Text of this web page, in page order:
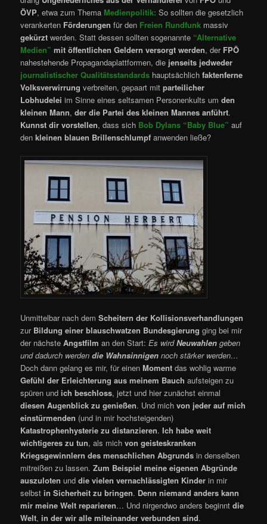
ÖVP, etwa zum Thema Medienpolitik: So sollten die gesetzlich
verankerten Förderungen für den Freien Rundfunk massiv
gekürzt werden. Statt dessen sollten sogenannte “Alternative
Medien” mit öffentlichen Geldern versorgt werden, der FPÖ
nahestehende Propagandaplattformen, die jenseits jedweder
journalistischer Qualitätsstandards hauptsächlichfaktenferne
Volksverwirrung verbreiten, gepaart mitparteilicher
Lobhudelei im Sinne eines seltsamen Personenkults umden
kleinen Mann,der die Partei des kleinen Mannes anführt.
Kunnst dir vorstellen, dass sich Bob Dylans “Baby Blue” auf
denkleinen blauen Brillenschlumpf anwenden ließe?
Unmittelbar nach demScheitern der Kollisionsverhandlungen
zur Bildung einer blauschwatzen Bundesgierung ging bei mir
der nächsteAngstfilm an den Start:Es wirdNeuwahlen geben
und dadurch werdendie Wahnsinnigen noch stärker werden…
Doch dann gelang es mir, für einenMoment das wohlig warme
Gefühl der Erleichterung aus meinem Bauch aufsteigen zu
spüren und ich beschloss, jetzt und hier zunächst einmal
diesen Augenblick zu genießen. Und michvon jeder auf mich
einstürmenden (und in mir hochsteigenden)
Katastrophenhysterie zu distanzieren.Ich habe weit
wichtigeres zu tun, als michvon geisteskranken
Kriegsgewinnlern des menschlichen Abgrunds in denselben
mitreißen zu lassen.Zum Beispiel meine eigenen Abgründe
auszuloten unddie vielen vernachlässigten Kinder in mir
selbst in Sicherheit zu bringen. Denn niemand anders kann
mir meine Welt reparieren… Und nirgendwo anders beginntdie
Welt, in der wir alle miteinander verbunden sind.